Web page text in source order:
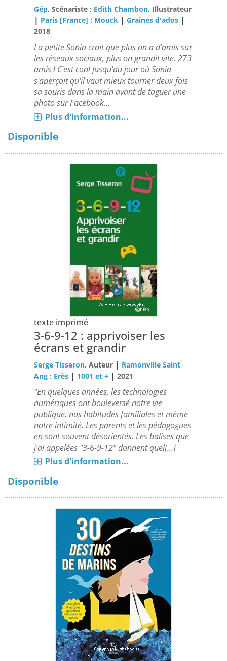
Gép, Scénariste ; Edith Chambon, Illustrateur
| Paris [France] : Mouck |Graines d'ados |
2018
La petite Sonia croit que plus on a d'amis sur
les réseaux sociaux, plus on grandit vite. 273
amis ! C'est cool Jusqu'au jour où Sonia
s'aperçoit qu'il vaut mieux tourner deux fois
sa souris dans la main avant de taguer une
photo sur Facebook...
Plus d'information...
Disponible
texte imprimé
3-6-9-12 : apprivoiser les
écrans et grandir
Serge Tisseron, Auteur | Ramonville Saint
Ang : Erès | 1001 et + |2021
"En quelques années, les technologies
numériques ont bouleversé notre vie
publique, nos habitudes familiales et même
notre intimité. Les parents et les pédagogues
en sont souvent désorientés. Les balises que
j'ai appelées "3-6-9-12" donnent quel[...]
Plus d'information...
Disponible